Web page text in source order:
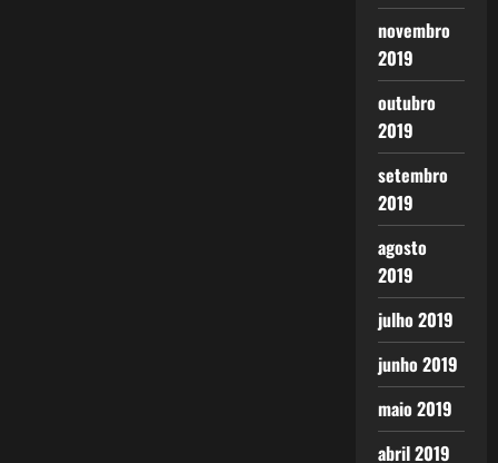
novembro
2019
outubro
2019
setembro
2019
agosto
2019
julho 2019
junho 2019
maio 2019
abril 2019